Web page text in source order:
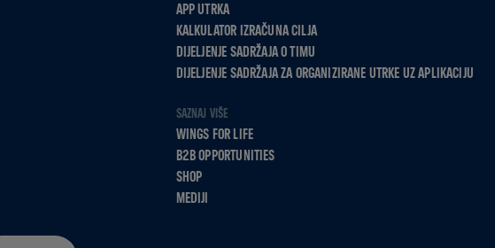
APP UTRKA
KALKULATOR IZRAČUNA CILJA
DIJELJENJE SADRŽAJA O TIMU
DIJELJENJE SADRŽAJA ZA ORGANIZIRANE UTRKE UZ APLIKACIJU
SAZNAJ VIŠE
WINGS FOR LIFE
B2B OPPORTUNITIES
SHOP
MEDIJI